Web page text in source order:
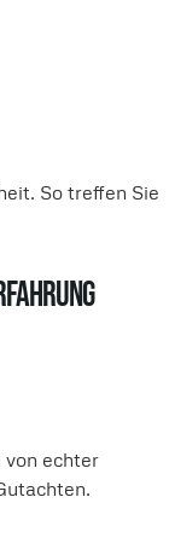
So treffen Sie
von echter